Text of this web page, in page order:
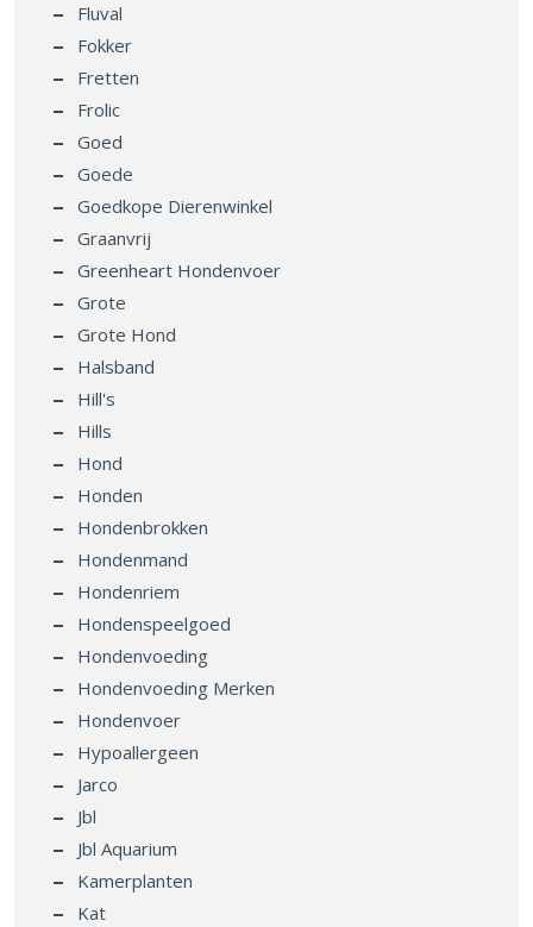
Fluval
Fokker
Fretten
Frolic
Goed
Goede
Goedkope Dierenwinkel
Graanvrij
Greenheart Hondenvoer
Grote
Grote Hond
Halsband
Hill's
Hills
Hond
Honden
Hondenbrokken
Hondenmand
Hondenriem
Hondenspeelgoed
Hondenvoeding
Hondenvoeding Merken
Hondenvoer
Hypoallergeen
Jarco
Jbl
Jbl Aquarium
Kamerplanten
Kat